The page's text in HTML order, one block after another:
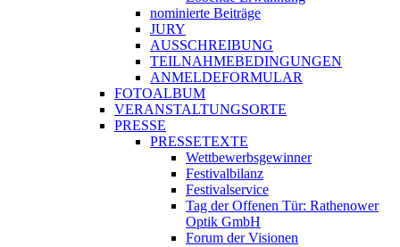
nominierte Beiträge
JURY
AUSSCHREIBUNG
TEILNAHMEBEDINGUNGEN
ANMELDEFORMULAR
FOTOALBUM
VERANSTALTUNGSORTE
PRESSE
PRESSETEXTE
Wettbewerbsgewinner
Festivalbilanz
Festivalservice
Tag der Offenen Tür: Rathenower
Optik GmbH
Forum der Visionen